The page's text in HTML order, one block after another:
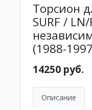
Торсион
SURF /
(1988-
14250 руб.
Описание